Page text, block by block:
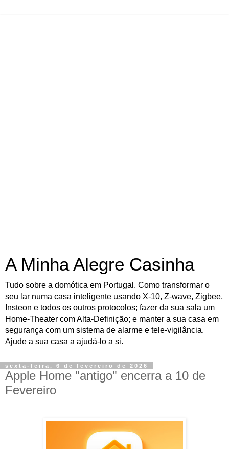
A Minha Alegre Casinha
Tudo sobre a domótica em Portugal. Como transformar o
seu lar numa casa inteligente usando X-10, Z-wave, Zigbee,
Insteon e todos os outros protocolos; fazer da sua sala um
Home-Theater com Alta-Definição; e manter a sua casa em
segurança com um sistema de alarme e tele-vigilância.
Ajude a sua casa a ajudá-lo a si.
sexta-feira, 6 de fevereiro de 2026
Apple Home "antigo" encerra a 10 de
Fevereiro